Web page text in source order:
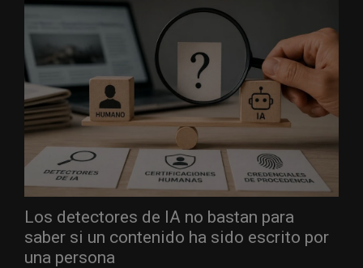
Los detectores de IA no bastan para
saber si un contenido ha sido escrito por
una persona